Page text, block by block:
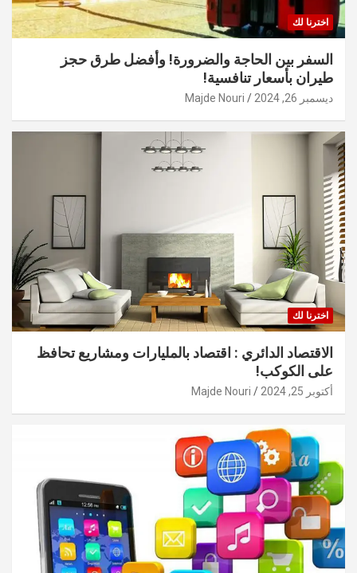
اخترنا لك
السفر بين الحاجة والضرورة! وأفضل طرق حجز
طيران بأسعار تنافسية!
ديسمبر 26, 2024 Majde Nouri
اخترنا لك
الاقتصاد الدائري : اقتصاد بالمليارات ومشاريع تحافظ
على الكوكب!
أكتوبر 25, 2024 Majde Nouri